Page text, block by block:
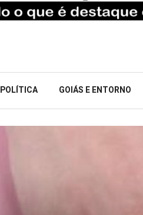
POLÍTICA GOIÁS E ENTORNO